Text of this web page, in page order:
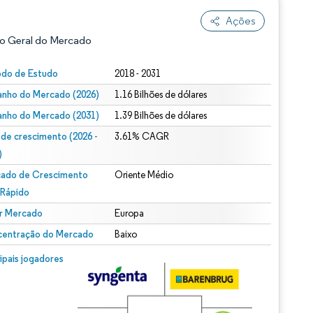
Ações
Geral do Mercado
de Estudo 2018 - 2031
do Mercado (2026) 1.16 Bilhões de dólares
do Mercado (2031) 1.39 Bilhões de dólares
de crescimento (2026 -
3.61% CAGR
de Crescimento
Oriente Médio
Mercado Europa
do Mercado Baixo
jogadores
© Mordor Intelligence. O reuso requer atribuição conforme CC BY 4.0.
conforme CC BY 4.0.